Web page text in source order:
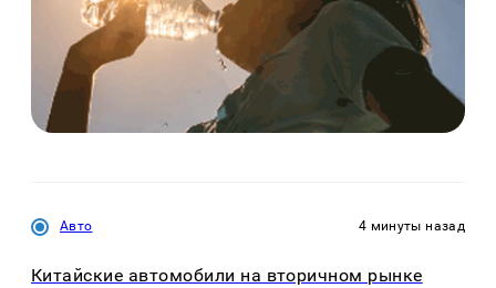
Авто 4 минуты назад
Китайские автомобили на вторичном рынке